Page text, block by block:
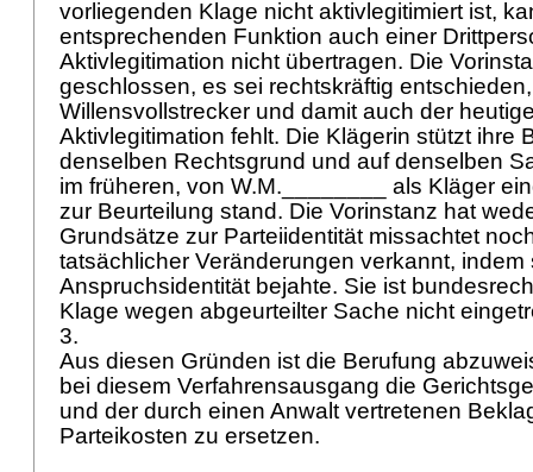
vorliegenden Klage nicht aktivlegitimiert ist,
entsprechenden Funktion auch einer
Aktivlegitimation nicht übertragen. Die
geschlossen, es sei rechtskräftig
Willensvollstrecker und damit auch der
Aktivlegitimation fehlt. Die Klägerin stützt ihre
denselben Rechtsgrund und auf denselben
im früheren, von W.M.________ als Kläger
zur Beurteilung stand. Die Vorinstanz hat
Grundsätze zur Parteiidentität missachtet
tatsächlicher Veränderungen verkannt, indem
Anspruchsidentität bejahte. Sie ist
Klage wegen abgeurteilter Sache nicht
3.
Aus diesen Gründen ist die Berufung
bei diesem Verfahrensausgang die
und der durch einen Anwalt vertretenen
Parteikosten zu ersetzen.